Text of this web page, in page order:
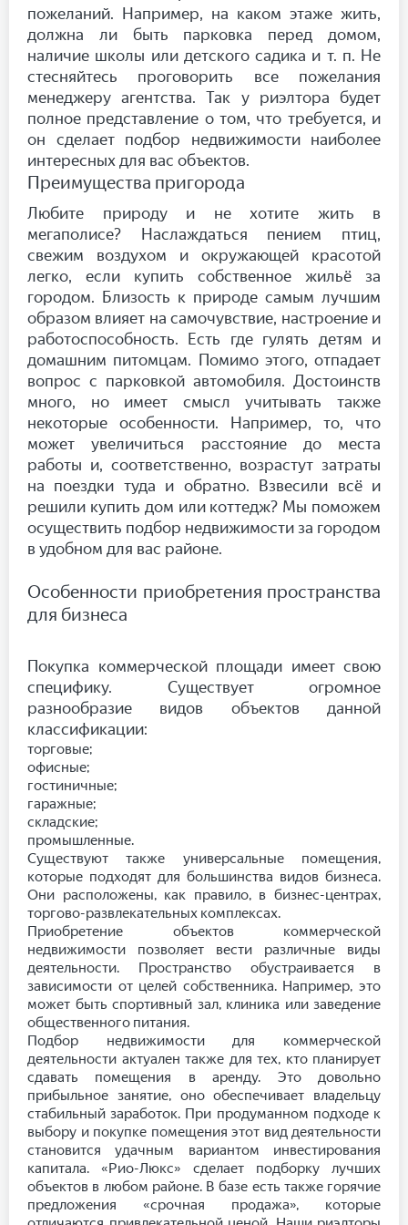
пожеланий. Например, на каком этаже жить,
должна ли быть парковка перед домом,
наличие школы или детского садика и т. п. Не
стесняйтесь проговорить все пожелания
менеджеру агентства. Так у риэлтора будет
полное представление о том, что требуется, и
он сделает подбор недвижимости наиболее
интересных для вас объектов.
Преимущества пригорода
Любите природу и не хотите жить в
мегаполисе? Наслаждаться пением птиц,
свежим воздухом и окружающей красотой
легко, если купить собственное жильё за
городом. Близость к природе самым лучшим
образом влияет на самочувствие, настроение и
работоспособность. Есть где гулять детям и
домашним питомцам. Помимо этого, отпадает
вопрос с парковкой автомобиля. Достоинств
много, но имеет смысл учитывать также
некоторые особенности. Например, то, что
может увеличиться расстояние до места
работы и, соответственно, возрастут затраты
на поездки туда и обратно. Взвесили всё и
решили купить дом или коттедж? Мы поможем
осуществить подбор недвижимости за городом
в удобном для вас районе.
Особенности приобретения пространства
для бизнеса
Покупка коммерческой площади имеет свою
специфику. Существует огромное
разнообразие видов объектов данной
классификации:
торговые;
офисные;
гостиничные;
гаражные;
складские;
промышленные.
Существуют также универсальные помещения,
которые подходят для большинства видов бизнеса.
Они расположены, как правило, в бизнес-центрах,
торгово-развлекательных комплексах.
Приобретение объектов коммерческой
недвижимости позволяет вести различные виды
деятельности. Пространство обустраивается в
зависимости от целей собственника. Например, это
может быть спортивный зал, клиника или заведение
общественного питания.
Подбор недвижимости для коммерческой
деятельности актуален также для тех, кто планирует
сдавать помещения в аренду. Это довольно
прибыльное занятие, оно обеспечивает владельцу
стабильный заработок. При продуманном подходе к
выбору и покупке помещения этот вид деятельности
становится удачным вариантом инвестирования
капитала. «Рио-Люкс» сделает подборку лучших
объектов в любом районе. В базе есть также горячие
предложения «срочная продажа», которые